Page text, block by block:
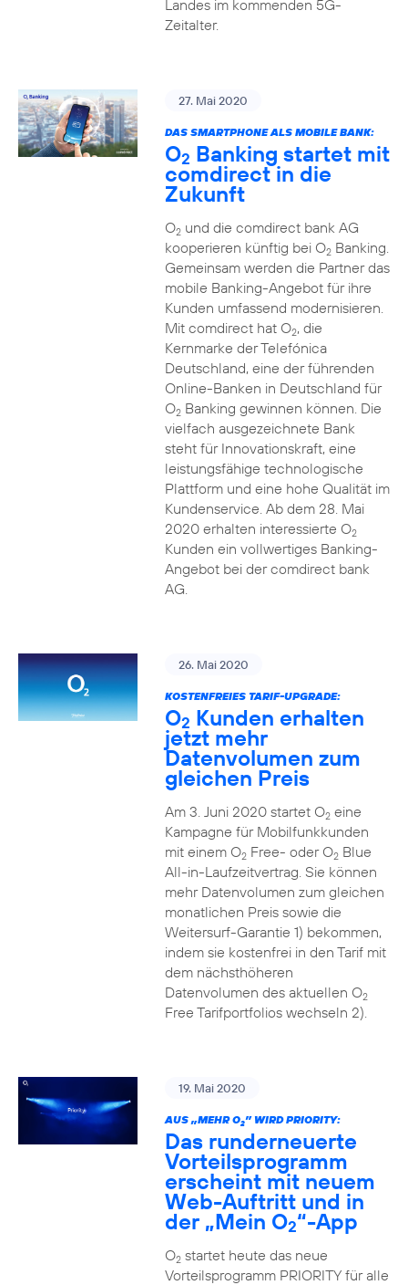
Landes im kommenden 5G-
Zeitalter.
27. Mai 2020
DAS SMARTPHONE ALS MOBILE BANK:
O2 Banking startet mit
comdirect in die
Zukunft
O2und die comdirect bank AG
kooperieren künftig bei O2Banking.
Gemeinsam werden die Partner das
mobile Banking-Angebot für ihre
Kunden umfassend modernisieren.
Mit comdirect hat O2, die
Kernmarke der Telefónica
Deutschland, eine der führenden
Online-Banken in Deutschland für
O2Banking gewinnen können. Die
vielfach ausgezeichnete Bank
steht für Innovationskraft, eine
leistungsfähige technologische
Plattform und eine hohe Qualität im
Kundenservice. Ab dem 28. Mai
2020 erhalten interessierte O2
Kunden ein vollwertiges Banking-
Angebot bei der comdirect bank
AG.
26. Mai 2020
KOSTENFREIES TARIF-UPGRADE:
O2 Kunden erhalten
jetzt mehr
Datenvolumen zum
gleichen Preis
Am 3. Juni 2020 startet O2eine
Kampagne für Mobilfunkkunden
mit einem O2Free- oder O2Blue
All-in-Laufzeitvertrag. Sie können
mehr Datenvolumen zum gleichen
monatlichen Preis sowie die
Weitersurf-Garantie 1) bekommen,
indem sie kostenfrei in den Tarif mit
dem nächsthöheren
Datenvolumen des aktuellen O2
Free Tarifportfolios wechseln 2).
19. Mai 2020
AUS „MEHR O2” WIRD PRIORITY:
Das runderneuerte
Vorteilsprogramm
erscheint mit neuem
Web-Auftritt und in
der „Mein O2“-App
O2startet heute das neue
Vorteilsprogramm PRIORITY für alle